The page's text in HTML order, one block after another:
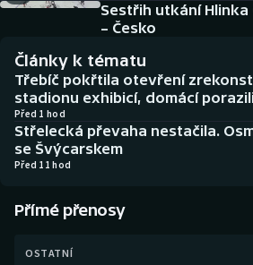
Baseball a softbal
Basketbal
Biatlon
Boby a skeleton
Box
Curling
Historické návraty
Aplikace ČT sport
AZ kvíz
Sestřih utkání Hlinka
– Česko
Články k tématu
Třebíč pokřtila otevření
stadionu exhibicí, domácí
Před 1 hod
Střelecká převaha nestačila.
se Švýcarskem
Před 11 hod
Přímé přenosy
OSTATNÍ